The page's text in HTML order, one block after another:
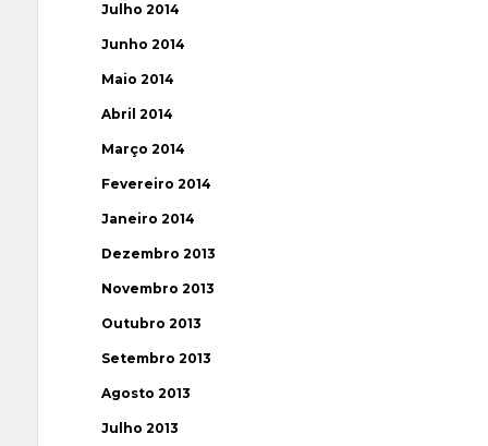
Julho 2014
Junho 2014
Maio 2014
Abril 2014
Março 2014
Fevereiro 2014
Janeiro 2014
Dezembro 2013
Novembro 2013
Outubro 2013
Setembro 2013
Agosto 2013
Julho 2013